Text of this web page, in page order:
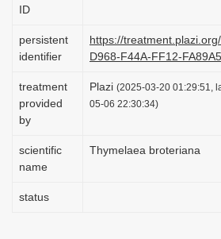
i
n
ID
persistent
identifier
https://
D968-F44A-FF12-
treatment
provided
by
Plazi (2025-03-20 01:29:51,
05-06 22:30:34)
scientific
name
Thymelaea broteriana
status